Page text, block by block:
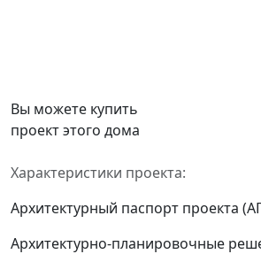
Вы можете купить
проект этого дома
Характеристики проекта:
Архитектурный паспорт проекта
Архитектурно-планировочные